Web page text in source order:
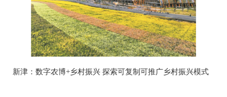
新津：数字农博+乡村振兴 探索可复制可推广乡村振兴模式